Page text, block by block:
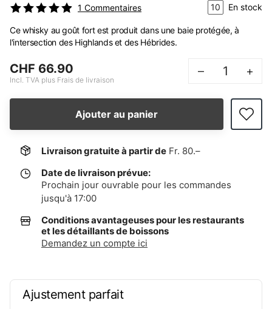
1 Commentaires 10 En stock
Ce whisky au goût fort est produit dans une baie protégée, à
l'intersection des Highlands et des Hébrides.
CHF 66.90
Incl. TVA plus Frais de livraison
– +
Ajouter au panier
Livraison gratuite à partir de Fr. 80.–
Date de livraison prévue:
Prochain jour ouvrable pour les commandes
jusqu'à 17:00
Conditions avantageuses pour les restaurants
et les détaillants de boissons
Demandez un compte ici
Ajustement parfait